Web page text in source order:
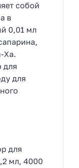
собой
в
0,01 мл
Ха.
для
для
для
мл, 4000